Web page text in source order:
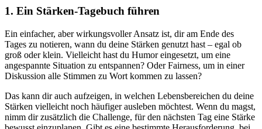
1. Ein Stärken-Tagebuch führen
Ein einfacher, aber wirkungsvoller Ansatz ist, dir am Ende des
Tages zu notieren, wann du deine Stärken genutzt hast – egal ob
groß oder klein. Vielleicht hast du Humor eingesetzt, um eine
angespannte Situation zu entspannen? Oder Fairness, um in einer
Diskussion alle Stimmen zu Wort kommen zu lassen?
Das kann dir auch aufzeigen, in welchen Lebensbereichen du deine
Stärken vielleicht noch häufiger ausleben möchtest. Wenn du magst,
nimm dir zusätzlich die Challenge, für den nächsten Tag eine Stärke